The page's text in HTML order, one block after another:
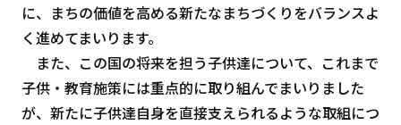
に、まちの価値を高める新たなまちづくりをバランスよ
く進めてまいります。
また、この国の将来を担う子供達について、これまで
子供・教育施策には重点的に取り組んでまいりました
が、新たに子供達自身を直接支えられるような取組につ